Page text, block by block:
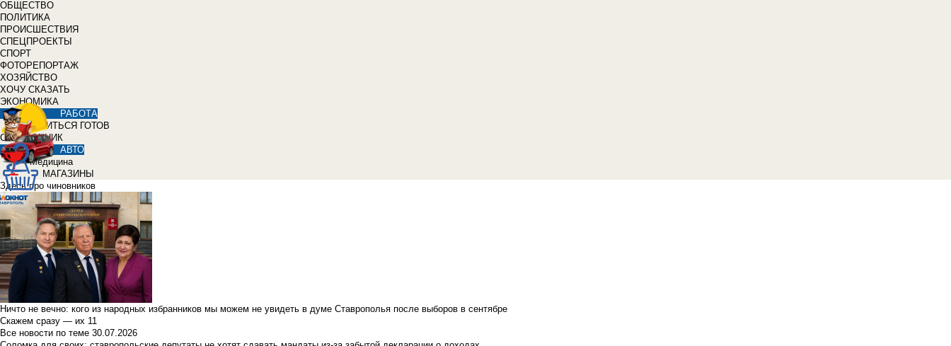
ОБЩЕСТВО
ПОЛИТИКА
ПРОИСШЕСТВИЯ
СПЕЦПРОЕКТЫ
СПОРТ
ФОТОРЕПОРТАЖ
ХОЗЯЙСТВО
ХОЧУ СКАЗАТЬ
ЭКОНОМИКА
РАБОТА
УЧИТЬСЯ ГОТОВ
СПРАВОЧНИК
АВТО
Медицина
МАГАЗИНЫ
Здесь про чиновников
Ничто не вечно: кого из народных избранников мы можем не увидеть в думе Ставрополья после выборов в сентябре
Скажем сразу — их 11
Все новости по теме 30.07.2026